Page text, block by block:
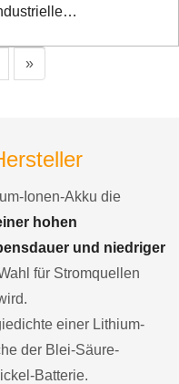
»
Ionen-Akku die
hohen
und niedriger
für Stromquellen
einer Lithium-
der Blei-Säure-
Batterie.